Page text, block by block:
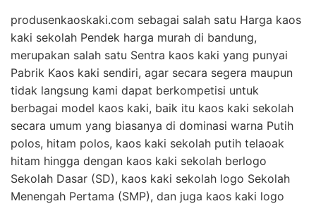
produsenkaoskaki.com sebagai salah satu Harga kaos
kaki sekolah Pendek harga murah di bandung,
merupakan salah satu Sentra kaos kaki yang punyai
Pabrik Kaos kaki sendiri, agar secara segera maupun
tidak langsung kami dapat berkompetisi untuk
berbagai model kaos kaki, baik itu kaos kaki sekolah
secara umum yang biasanya di dominasi warna Putih
polos, hitam polos, kaos kaki sekolah putih telaoak
hitam hingga dengan kaos kaki sekolah berlogo
Sekolah Dasar (SD), kaos kaki sekolah logo Sekolah
Menengah Pertama (SMP), dan juga kaos kaki logo